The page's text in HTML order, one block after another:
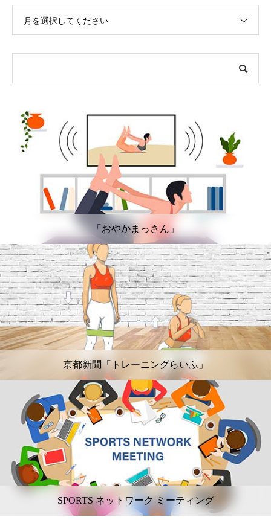
月を選択してください
「おやかまっさん」
京都新聞「トレーニングらいふ」
SPORTS ネットワーク ミーティング